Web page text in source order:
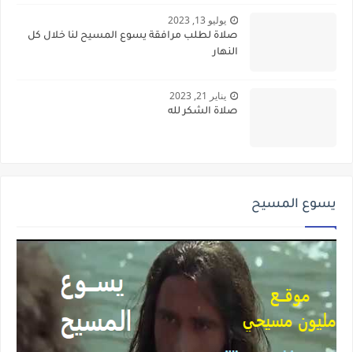
يوليو 13, 2023
صلاة لطلب مرافقة يسوع المسيح لنا خلال كل
النهار
يناير 21, 2023
صلاة الشكر لله
يسوع المسيح